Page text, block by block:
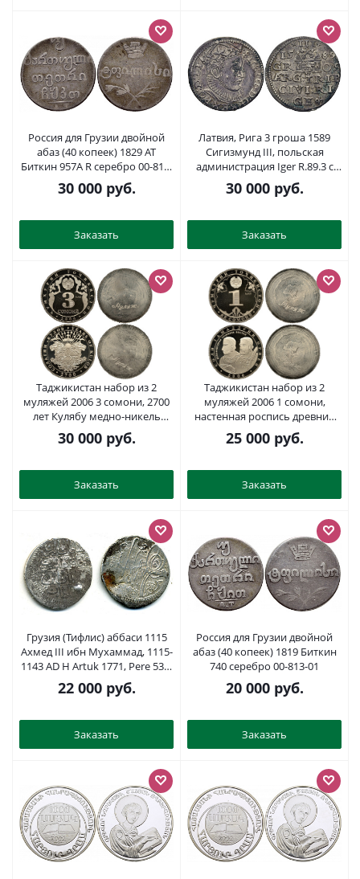
Россия для Грузии двойной
абаз (40 копеек) 1829 АТ
Биткин 957A R серебро 00-813-
02
30 000руб.
Заказать
Латвия, Рига 3 гроша 1589
Сигизмунд III, польская
администрация Iger R.89.3 c
var. R, Kopicki 8178 (R2).
серебро 00-807-18
30 000руб.
Заказать
Таджикистан набор из 2
муляжей 2006 3 сомони, 2700
лет Кулябу медно-никель
PROOF 00-822-78
30 000руб.
Заказать
Таджикистан набор из 2
муляжей 2006 1 сомони,
настенная роспись древних
таджиков медно-никель
PROOF 00-822-77
25 000руб.
Заказать
Грузия (Тифлис) аббаси 1115
Ахмед III ибн Мухаммад, 1115-
1143 AD H Artuk 1771, Pere 532,
Sultan 1585, KM 7 серебро 00-
817-62
22 000руб.
Заказать
Россия для Грузии двойной
абаз (40 копеек) 1819 Биткин
740 серебро 00-813-01
20 000руб.
Заказать